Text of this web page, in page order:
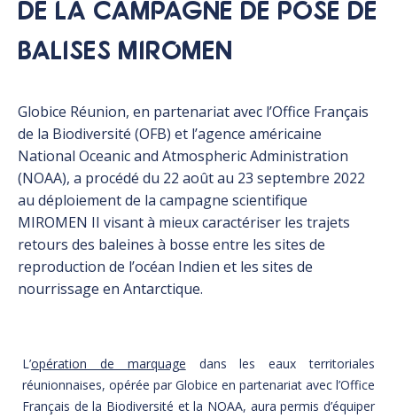
DE LA CAMPAGNE DE POSE DE
BALISES MIROMEN
Globice Réunion, en partenariat avec l’Office Français
de la Biodiversité (OFB) et l’agence américaine
National Oceanic and Atmospheric Administration
(NOAA), a procédé du 22 août au 23 septembre 2022
au déploiement de la campagne scientifique
MIROMEN II visant à mieux caractériser les trajets
retours des baleines à bosse entre les sites de
reproduction de l’océan Indien et les sites de
nourrissage en Antarctique.
L’opération de marquage dans les eaux territoriales
réunionnaises, opérée par Globice en partenariat avec l’Office
Français de la Biodiversité et la NOAA, aura permis d’équiper